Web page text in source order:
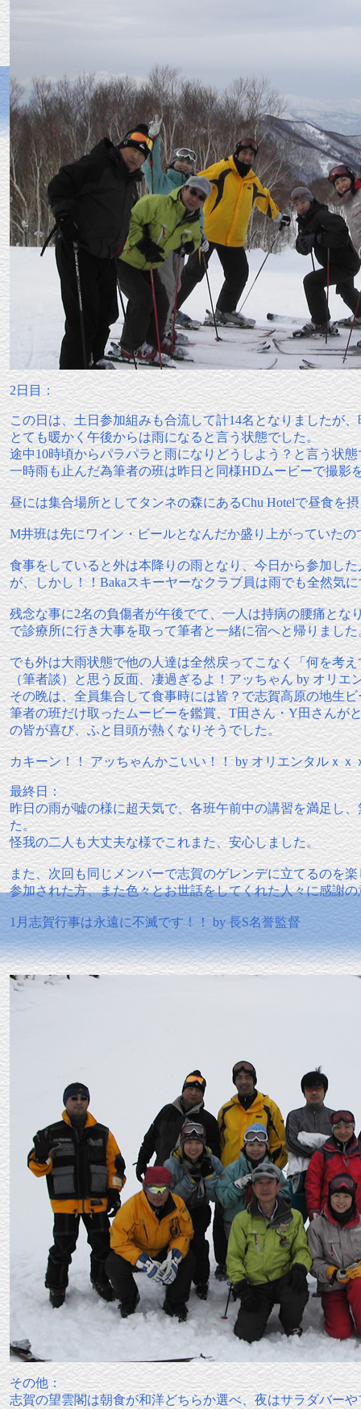
2日目：
この日は、土日参加組みも合流して計14名となりましたが
とても暖かく午後からは雨になると言う状態でした。
途中10時頃からパラパラと雨になりどうしよう？と言う状
一時雨も止んだ為筆者の班は昨日と同様HDムービーで撮影
昼には集合場所としてタンネの森にあるChu Hotelで昼食を
M井班は先にワイン・ビールとなんだか盛り上がっていたの
食事をしていると外は本降りの雨となり、今日から参加し
が、しかし！！Bakaスキーヤーなクラブ員は雨でも全然気
残念な事に2名の負傷者が午後でて、一人は持病の腰痛とな
で診療所に行き大事を取って筆者と一緒に宿へと帰りました
でも外は大雨状態で他の人達は全然戻ってこなく「何を考
（筆者談）と思う反面、凄過ぎるよ！アッちゃん by オリエ
その晩は、全員集合して食事時には皆？で志賀高原の地生
筆者の班だけ取ったムービーを鑑賞、T田さん・Y田さんが
の皆が喜び、ふと目頭が熱くなりそうでした。
カキーン！！ アッちゃんかこいい！！ by オリエンタルｘｘ
最終日：
昨日の雨が嘘の様に超天気で、各班午前中の講習を満足し
た。
怪我の二人も大丈夫な様でこれまた、安心しました。
また、次回も同じメンバーで志賀のゲレンデに立てるのを
参加された方、また色々とお世話をしてくれた人々に感謝
1月志賀行事は永遠に不滅です！！ by 長S名誉監督
その他：
志賀の望雲閣は朝食が和洋どちらか選べ、夜はサラダバー